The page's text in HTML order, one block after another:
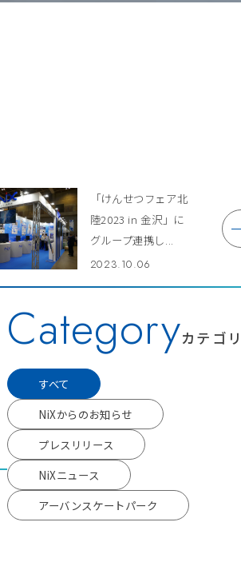
「けんせつフェア北
陸2023 in 金沢」に
グループ連携し...
2023.10.06
Categoryカテゴリ
すべて
NiXからのお知らせ
プレスリリース
NiXニュース
アーバンスケートパーク